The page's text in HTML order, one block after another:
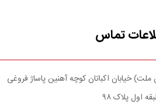
تماس
خیابان اکباتان کوچه آهنین پاساژ فروغی
اول پلاک ۹۸